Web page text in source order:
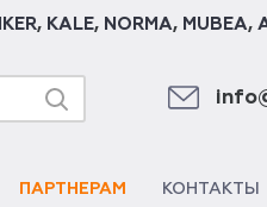
, KALE, NORMA, MUBEA,
ПАРТНЕРАМ КОНТАКТЫ